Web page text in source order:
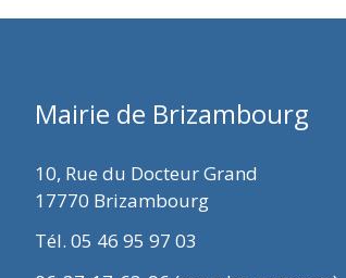
Mairie de Brizambourg
10, Rue du Docteur Grand
17770 Brizambourg
Tél. 05 46 95 97 03